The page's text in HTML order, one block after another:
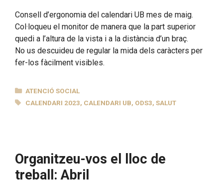
Consell d’ergonomia del calendari UB mes de maig.
Col·loqueu el monitor de manera que la part superior
quedi a l’altura de la vista i a la distància d’un braç.
No us descuideu de regular la mida dels caràcters per
fer-los fàcilment visibles.
CATEGORIES
ATENCIÓ SOCIAL
ETIQUETES
CALENDARI 2023, CALENDARI UB, ODS3,SALUT
Organitzeu-vos el lloc de
treball: Abril